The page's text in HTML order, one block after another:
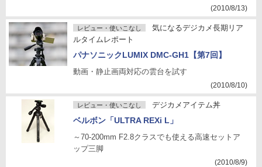
(2010/8/13)
レビュー・使いこなし
気になるデジカメ長期リア
ルタイムレポート
パナソニックLUMIX DMC-GH1【第7回】
動画・静止画両対応の雲台を試す
(2010/8/10)
レビュー・使いこなし デジカメアイテム丼
ベルボン「ULTRA REXi L」
～70-200mm F2.8クラスでも使える高速セットア
ップ三脚
(2010/8/9)